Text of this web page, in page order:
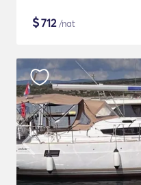
$712/nat